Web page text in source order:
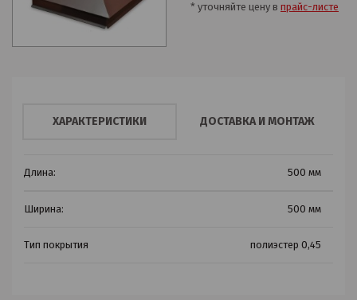
* уточняйте цену в прайс-листе
ХАРАКТЕРИСТИКИ ДОСТАВКА И МОНТАЖ
Длина: 500 мм
Ширина: 500 мм
Тип покрытия полиэстер 0,45